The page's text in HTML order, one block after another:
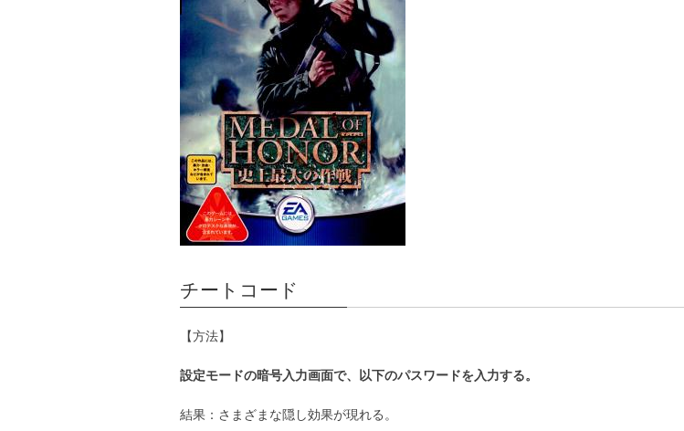
チートコード
【方法】
設定モードの暗号入力画面で、以下のパスワードを入力する。
結果：さまざまな隠し効果が現れる。